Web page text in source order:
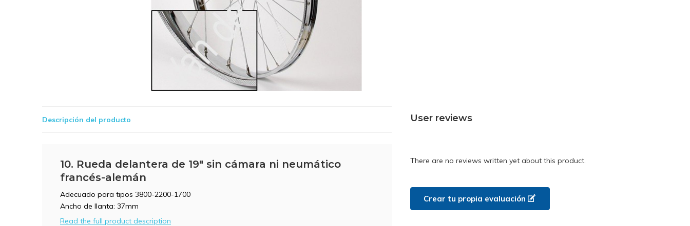
Descripción del producto
10. Rueda delantera de 19" sin cámara ni neumático
francés-alemán
Adecuado para tipos 3800-2200-1700
Ancho de llanta: 37mm
Read the full product description
User reviews
There are no reviews written yet about this product.
Crear tu propia evaluación